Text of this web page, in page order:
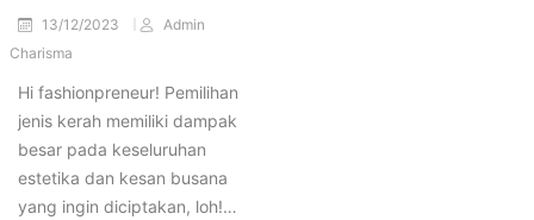
13/12/2023
Admin
Charisma
Hi fashionpreneur! Pemilihan
jenis kerah memiliki dampak
besar pada keseluruhan
estetika dan kesan busana
yang ingin diciptakan, loh!…